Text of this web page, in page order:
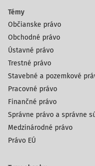
Témy
Občianske právo
Obchodné právo
Ústavné právo
Trestné právo
Stavebné a pozemkové
Pracovné právo
Finančné právo
Správne právo a správne
Medzinárodné právo
Právo EÚ